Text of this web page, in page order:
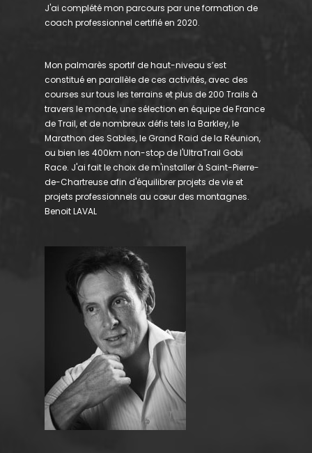
J'ai complété mon parcours par une formation de
coach professionnel certifié en 2020.
Mon palmarès sportif de haut-niveau s’est
constitué en parallèle de ces activités, avec des
courses sur tous les terrains et plus de 200 Trails à
travers le monde, une sélection en équipe de France
de Trail, et de nombreux défis tels la Barkley, le
Marathon des Sables, le Grand Raid de la Réunion,
ou bien les 400km non-stop de l'UltraTrail Gobi
Race. J'ai fait le choix de m'installer à Saint-Pierre-
de-Chartreuse afin d'équilibrer projets de vie et
projets professionnels au cœur des montagnes.
Benoit LAVAL